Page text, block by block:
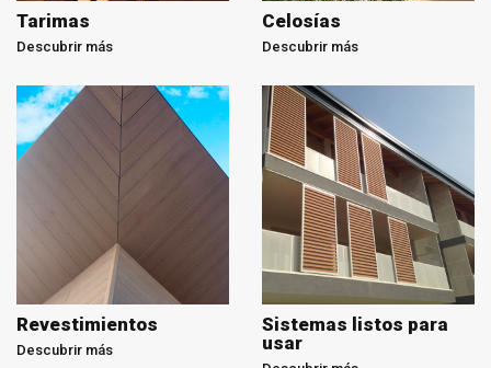
Tarimas
Descubrir más
Celosías
Descubrir más
Revestimientos
Descubrir más
Sistemas listos para
usar